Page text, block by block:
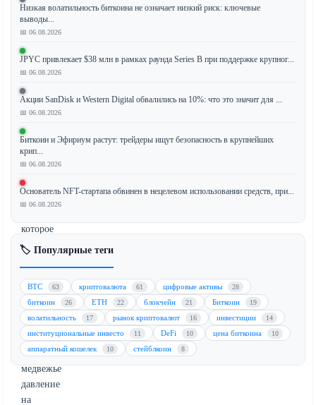
Индекс
20
показал
снижение,
в
из-
за
значительного
падения
которое
составило
динамика
потянула
индекс
вниз,
подчеркивая
медвежье
давление
на
Низкая волатильность биткоина не означает низкий риск: ключевые
выводы...
📅 06.08.2026
JPYC привлекает $38 млн в рамках раунда Series B при поддержке крупног...
📅 06.08.2026
Акции SanDisk и Western Digital обвалились на 10%: что это значит для ...
📅 06.08.2026
Биткоин и Эфириум растут: трейдеры ищут безопасность в крупнейших
крип...
📅 06.08.2026
Основатель NFT-стартапа обвинен в нецелевом использовании средств, при...
📅 06.08.2026
🏷️ Популярные теги
BTC 63 криптовалюта 61 цифровые активы 28
биткоин 26 ETH 22 блокчейн 21 Биткоин 19
волатильность 17 рынок криптовалют 16 инвестиции 14
институциональные инвесто 11 DeFi 10 цена биткоина 10
аппаратный кошелек 10 стейблкоин 8